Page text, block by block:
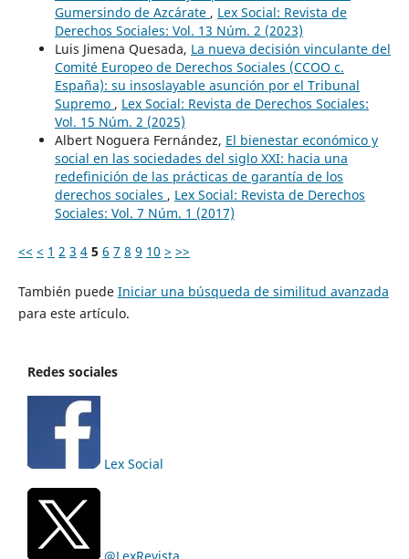
Gumersindo de Azcárate , Lex Social: Revista de
Derechos Sociales: Vol. 13 Núm. 2 (2023)
Luis Jimena Quesada, La nueva decisión vinculante del
Comité Europeo de Derechos Sociales (CCOO c.
España): su insoslayable asunción por el Tribunal
Supremo , Lex Social: Revista de Derechos Sociales:
Vol. 15 Núm. 2 (2025)
Albert Noguera Fernández, El bienestar económico y
social en las sociedades del siglo XXI: hacia una
redefinición de las prácticas de garantía de los
derechos sociales , Lex Social: Revista de Derechos
Sociales: Vol. 7 Núm. 1 (2017)
<< < 1 2 3 4 5 6 7 8 9 10 > >>
También puede Iniciar una búsqueda de similitud avanzada
para este artículo.
Redes sociales
Lex Social